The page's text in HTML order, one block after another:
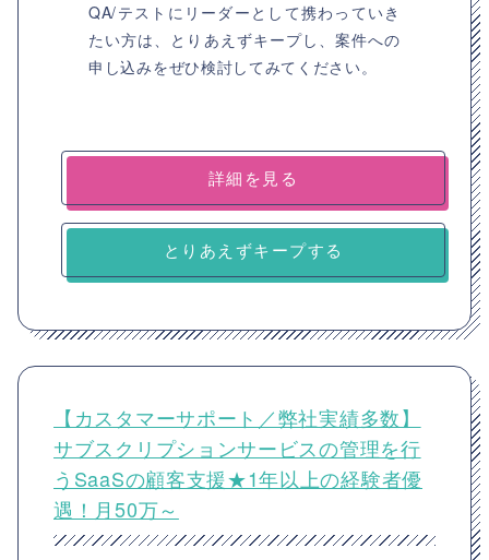
QA/テストにリーダーとして携わっていき
たい方は、とりあえずキープし、案件への
申し込みをぜひ検討してみてください。
詳細を見る
とりあえずキープする
【カスタマーサポート／弊社実績多数】
サブスクリプションサービスの管理を行
うSaaSの顧客支援★1年以上の経験者優
遇！月50万～